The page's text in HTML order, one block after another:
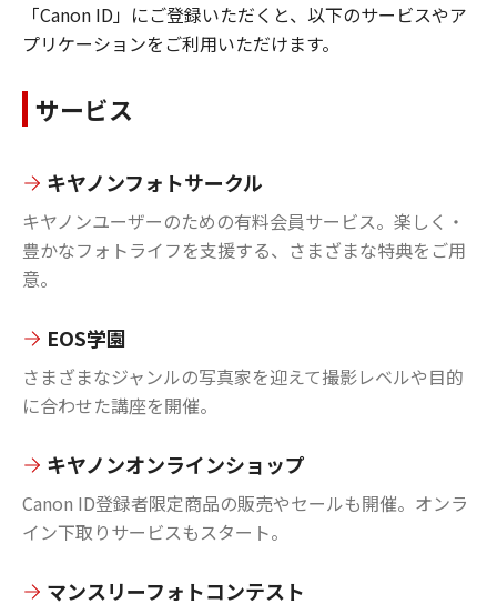
「Canon ID」にご登録いただくと、以下のサービスやア
プリケーションをご利用いただけます。
サービス
キヤノンフォトサークル
キヤノンユーザーのための有料会員サービス。楽しく・
豊かなフォトライフを支援する、さまざまな特典をご用
意。
EOS学園
さまざまなジャンルの写真家を迎えて撮影レベルや目的
に合わせた講座を開催。
キヤノンオンラインショップ
Canon ID登録者限定商品の販売やセールも開催。オンラ
イン下取りサービスもスタート。
マンスリーフォトコンテスト